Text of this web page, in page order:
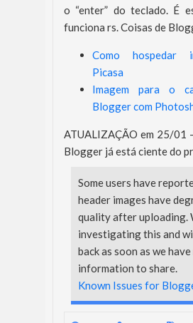
o “enter” do teclado. É
funciona rs. Coisas de
Como hospedar
Picasa
Imagem para o
Blogger com
ATUALIZAÇÃO em 25/01
Blogger já está ciente do
Some users have
header images have
quality after uploading.
investigating this and
back as soon as we
information to share.
Known Issues for